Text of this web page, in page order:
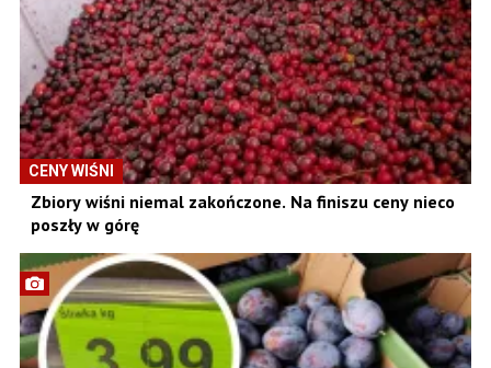
CENY WIŚNI
Zbiory wiśni niemal zakończone. Na finiszu ceny nieco
poszły w górę